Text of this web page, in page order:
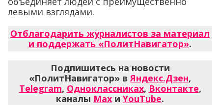
левыми взглядами.
Отблагодарить журналистов за материал
и поддержать «ПолитНавигатор».
Подпишитесь на новости
«ПолитНавигатор» вЯндекс.Дзен,
Telegram, Одноклассниках, Вконтакте,
каналы Max и YouTube.